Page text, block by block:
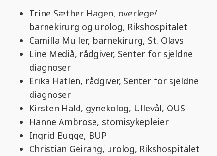
Trine Sæther Hagen, overlege/
barnekirurg og urolog, Rikshospitalet
Camilla Muller, barnekirurg, St. Olavs
Line Mediå, rådgiver, Senter for sjeldne
diagnoser
Erika Hatlen, rådgiver, Senter for sjeldne
diagnoser
Kirsten Hald, gynekolog, Ullevål, OUS
Hanne Ambrose, stomisykepleier
Ingrid Bugge, BUP
Christian Geirang, urolog, Rikshospitalet